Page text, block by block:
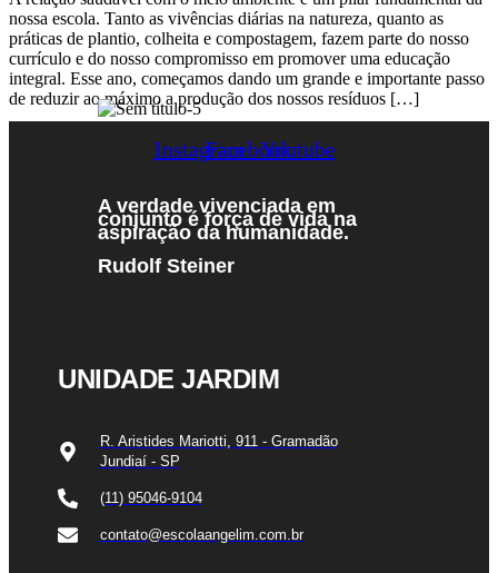
nossa escola. Tanto as vivências diárias na natureza, quanto as
práticas de plantio, colheita e compostagem, fazem parte do nosso
currículo e do nosso compromisso em promover uma educação
integral. Esse ano, começamos dando um grande e importante passo
de reduzir ao máximo a produção dos nossos resíduos […]
InstagramFacebookYoutube
A verdade vivenciada em
conjuntoé força de vida na
aspiração da humanidade.
Rudolf Steiner
UNIDADE JARDIM
R. Aristides Mariotti, 911 - Gramadão
Jundiaí - SP
(11) 95046-9104
contato@escolaangelim.com.br